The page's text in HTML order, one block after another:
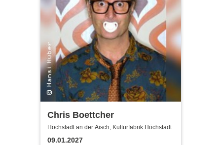
Chris Boettcher
Höchstadt an der Aisch, Kulturfabrik Höchstadt
09.01.2027